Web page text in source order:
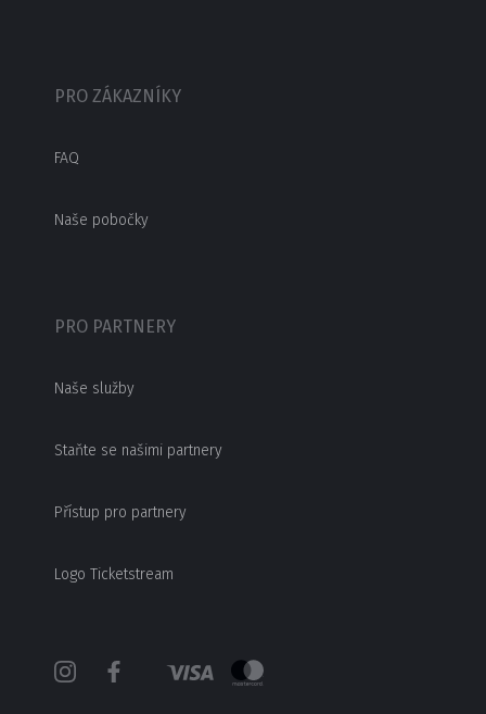
PRO ZÁKAZNÍKY
FAQ
Naše pobočky
PRO PARTNERY
Naše služby
Staňte se našimi partnery
Přístup pro partnery
Logo Ticketstream